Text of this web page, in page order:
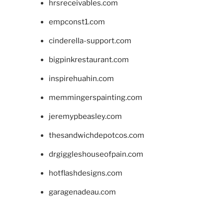
hrsreceivables.com
empconst1.com
cinderella-support.com
bigpinkrestaurant.com
inspirehuahin.com
memmingerspainting.com
jeremypbeasley.com
thesandwichdepotcos.com
drgiggleshouseofpain.com
hotflashdesigns.com
garagenadeau.com